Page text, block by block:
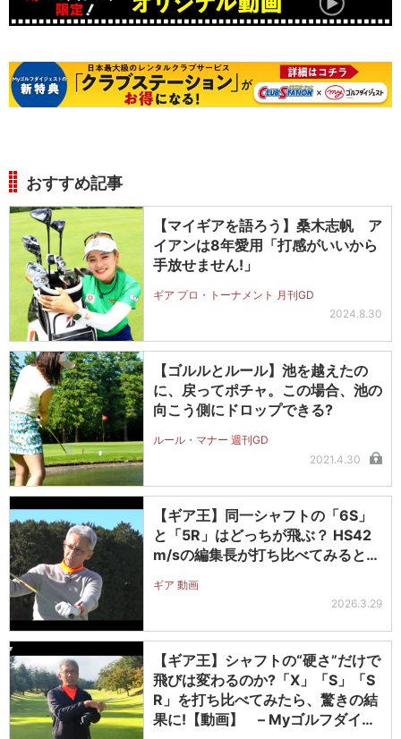
おすすめ記事
【マイギアを語ろう】桑木志帆 ア
イアンは8年愛用「打感がいいから
手放せません!」
ギア プロ・トーナメント 月刊GD
2024.8.30
【ゴルルとルール】池を越えたの
に、戻ってポチャ。この場合、池の
向こう側にドロップできる?
ルール・マナー 週刊GD
2021.4.30
【ギア王】同一シャフトの「6S」
と「5R」はどっちが飛ぶ？ HS42
m/sの編集長が打ち比べてみると…
ギア 動画
2026.3.29
【ギア王】シャフトの“硬さ”だけで
飛びは変わるのか?「X」「S」「S
R」を打ち比べてみたら、驚きの結
果に!【動画】 – Myゴルフダイジ